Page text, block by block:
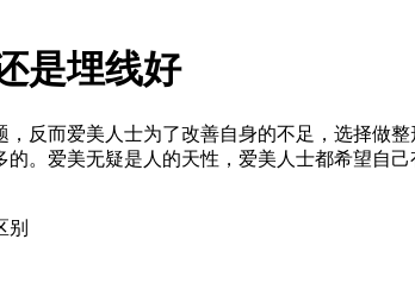
是埋线好
反而爱美人士为了改善自身的不足，选择做
。爱美无疑是人的天性，爱美人士都希望自
别